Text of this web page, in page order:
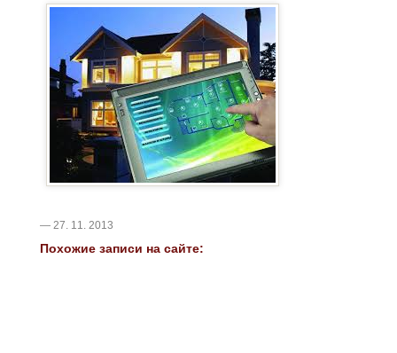
— 27. 11. 2013
Похожие записи на сайте: